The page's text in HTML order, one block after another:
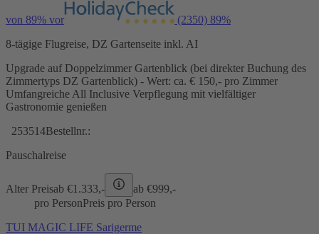
von 89% vor (2350) 89%
8-tägige Flugreise, DZ Gartenseite inkl. AI
Upgrade auf Doppelzimmer Gartenblick (bei direkter Buchung des
Zimmertyps DZ Gartenblick) - Wert: ca. € 150,- pro Zimmer
Umfangreiche All Inclusive Verpflegung mit vielfältiger
Gastronomie genießen
253514Bestellnr.:
Pauschalreise
Alter Preisab €1.333,- ab €999,-
pro PersonPreis pro Person
TUI MAGIC LIFE Sarigerme